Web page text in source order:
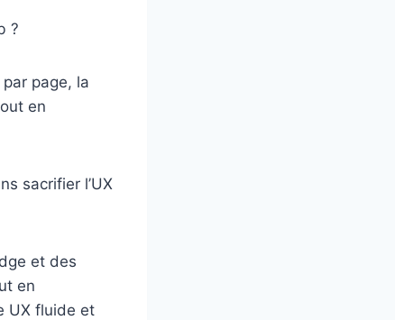
?
page, la
en
sacrifier l’UX
et des
en
UX fluide et